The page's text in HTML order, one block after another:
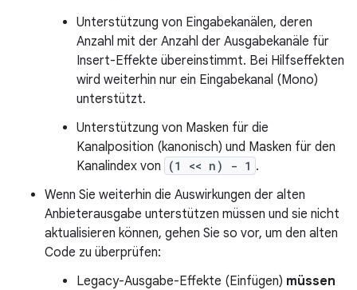
Unterstützung von Eingabekanälen, deren
Anzahl mit der Anzahl der Ausgabekanäle für
Insert-Effekte übereinstimmt. Bei Hilfseffekten
wird weiterhin nur ein Eingabekanal (Mono)
unterstützt.
Unterstützung von Masken für die
Kanalposition (kanonisch) und Masken für den
Kanalindex von
(1 << n) - 1 .
Wenn Sie weiterhin die Auswirkungen der alten
Anbieterausgabe unterstützen müssen und sie nicht
aktualisieren können, gehen Sie so vor, um den alten
Code zu überprüfen:
Legacy-Ausgabe-Effekte (Einfügen) müssen